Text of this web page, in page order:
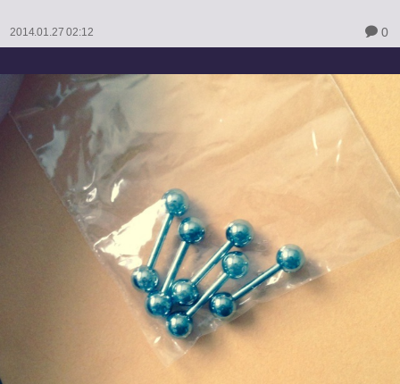
2014.01.27 02:12 0